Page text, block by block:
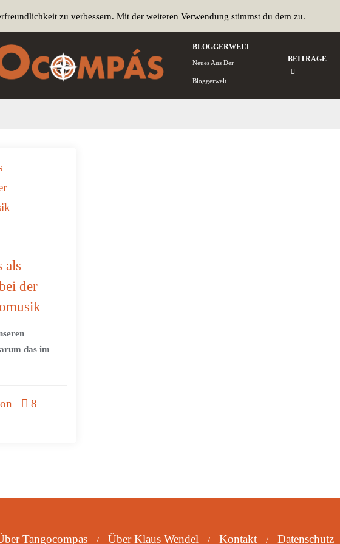
BLOGGERWELT
Neues Aus Der
Bloggerwelt
BEITRÄGE
als
der
das im
8
Tangocompas Über Klaus Wendel Kontakt Datenschutz
zu verbessern. Mit der weiteren Verwendung stimmst du dem zu.